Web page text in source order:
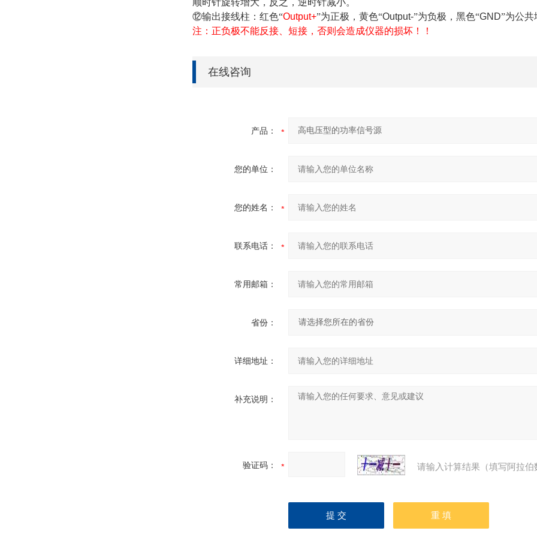
顺时针旋转增大，反之，逆时针减小。
⑫输出接线柱：红色“Output+”为正极，黄色“Output-”为负极，黑色“GND”为公共
注：正负极不能反接、短接，否则会造成仪器的损坏！！
在线咨询
产品：
您的单位：
您的姓名：
联系电话：
常用邮箱：
省份：
详细地址：
补充说明：
验证码： 请输入计算结果（填写阿拉